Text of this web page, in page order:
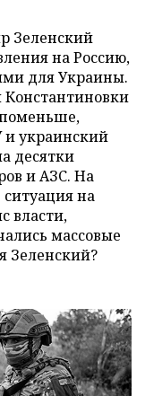
Зеленский
на Россию,
для Украины.
Константиновки
и украинский
десятки
и АЗС. На
на
власти,
массовые
Зеленский?